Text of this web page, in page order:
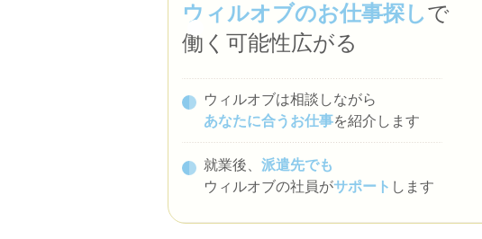
ウィルオブのお仕事探しで
働く可能性広がる
ウィルオブは相談しながら
あなたに合うお仕事を紹介します
就業後、 派遣先でも
ウィルオブの社員がサポート します